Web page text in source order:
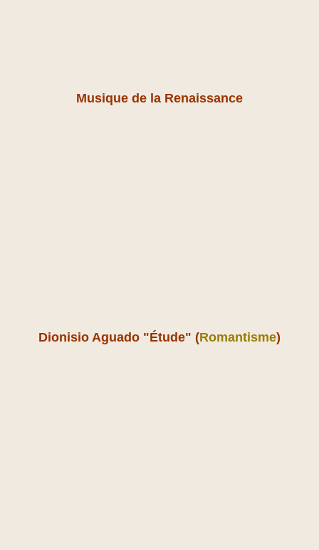
Musique de la Renaissance
Dionisio Aguado "Étude" (Romantisme)